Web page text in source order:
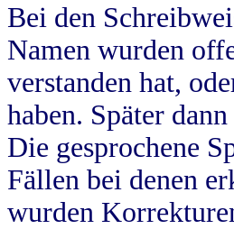
Bei den
Namen wurden
verstanden hat,
haben. Später
Die gesprochene
Fällen bei denen
wurden